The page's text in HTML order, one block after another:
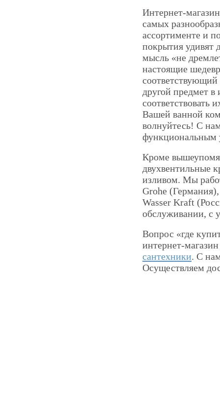
Интернет-
самых
ассортименте и
покрытия удивят
мысль «не
настоящие
другой предмет
соответствовать
Вашей ванной
волнуйтесь! С
функциональным
Кроме
двухвентильные
изливом. Мы
Grohe
Wasser Kraft
обслуживании, с
Вопрос «где
интернет-
сантехники. С
Осуществляем